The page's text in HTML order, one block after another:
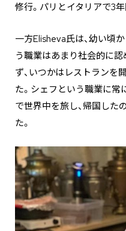
修行。パリとイタリアで3年
一方Elisheva氏は、幼い頃
う職業はあまり社会的に
ず、いつかはレストランを
た。シェフという職業に常
で世界中を旅し、帰国した
た。